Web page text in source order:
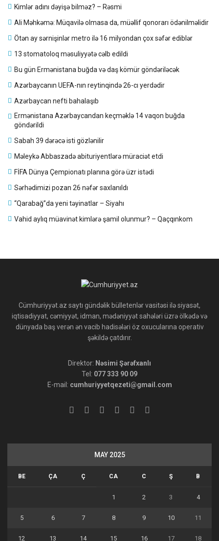
Kimlər adını dəyişə bilməz? – Rəsmi
Ali Məhkəmə: Müqavilə olmasa da, müəllif qonorarı ödənilməlidir
Ötən ay sərnişinlər metro ilə 16 milyondan çox səfər ediblər
13 stomatoloq məsuliyyətə cəlb edildi
Bu gün Ermənistana buğda və daş kömür göndəriləcək
Azərbaycanın UEFA-nın reytinqində 26-cı yerdədir
Azərbaycan nefti bahalaşıb
Ermənistana Azərbaycandan keçməklə 14 vaqon buğda
göndərildi
Sabah 39 dərəcə isti gözlənilir
Məleykə Abbaszadə abituriyentlərə müraciət etdi
FİFA Dünya Çempionatı planına görə üzr istədi
Sərhədimizi pozan 26 nəfər saxlanıldı
“Qarabağ”da yeni təyinatlar – Siyahı
Vahid aylıq müavinət kimlərə şamil olunmur? – Qaçqınkom
Cümhuriyyət.az saytı gündəlik bülletenlər vasitəsi ilə siyasət,
iqtisadiyyat, cəmiyyət, idman, mədəniyyət sahələri üzrə ölkədə və
dünyada baş verən ən vacib hadisələri öz oxucularına operativ
şəkildə çatdırır.
Direktor: Nəsimi Şərəfxanlı
Tel: 077 333 90 09
E-mail: cumhuriyyetqezeti@gmail.com
MAY 2025
BE ÇA Ç CA C Ş B
1 2 3 4
5 6 7 8 9 10 11
12 13 14 15 16 17 18